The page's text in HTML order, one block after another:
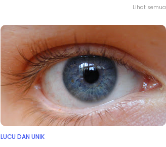
Lihat semua
LUCU DAN UNIK